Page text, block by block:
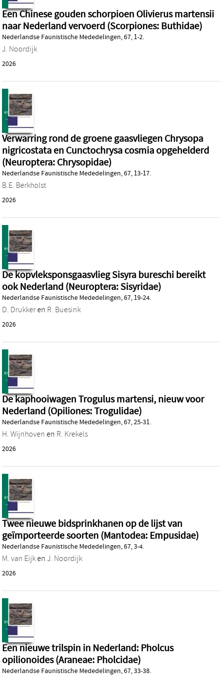
Een Chinese gouden schorpioen Olivierus martensii
naar Nederland vervoerd (Scorpiones: Buthidae)
Nederlandse Faunistische Mededelingen, 67, 1-2.
J. Noordijk
2026
Verwarring rond de groene gaasvliegen Chrysopa
nigricostata en Cunctochrysa cosmia opgehelderd
(Neuroptera: Chrysopidae)
Nederlandse Faunistische Mededelingen, 67, 13-17.
B.E. Berkholst
2026
De kopvleksponsgaasvlieg Sisyra bureschi bereikt
ook Nederland (Neuroptera: Sisyridae)
Nederlandse Faunistische Mededelingen, 67, 19-24.
D. Drukkeren R. Buesink
2026
De kaphooiwagen Trogulus martensi, nieuw voor
Nederland (Opiliones: Trogulidae)
Nederlandse Faunistische Mededelingen, 67, 25-31.
H. Wijnhoven en R. Krekels
2026
Twee nieuwe bidsprinkhanen op de lijst van
geïmporteerde soorten (Mantodea: Empusidae)
Nederlandse Faunistische Mededelingen, 67, 3-4.
M. van Eijken J. Noordijk
2026
Een nieuwe trilspin in Nederland: Pholcus
opilionoides (Araneae: Pholcidae)
Nederlandse Faunistische Mededelingen, 67, 33-38.